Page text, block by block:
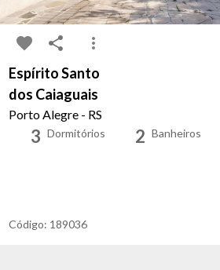
Espírito Santo
dos Caiaguais
Porto Alegre - RS
3 Dormitórios 2 Banheiros
Código: 189036